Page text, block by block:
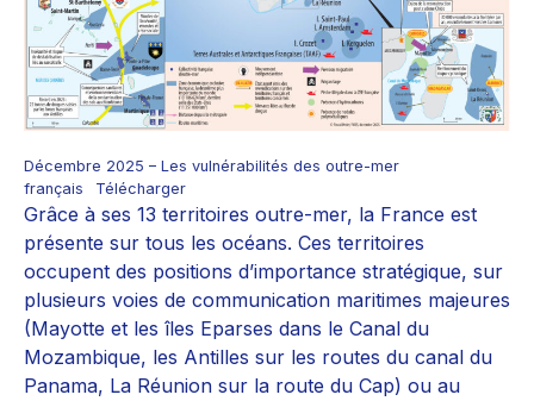
Décembre 2025 – Les vulnérabilités des outre-mer
français
Télécharger
Grâce à ses 13 territoires outre-mer, la France est
présente sur tous les océans. Ces territoires
occupent des positions d’importance stratégique, sur
plusieurs voies de communication maritimes majeures
(Mayotte et les îles Eparses dans le Canal du
Mozambique, les Antilles sur les routes du canal du
Panama, La Réunion sur la route du Cap) ou au